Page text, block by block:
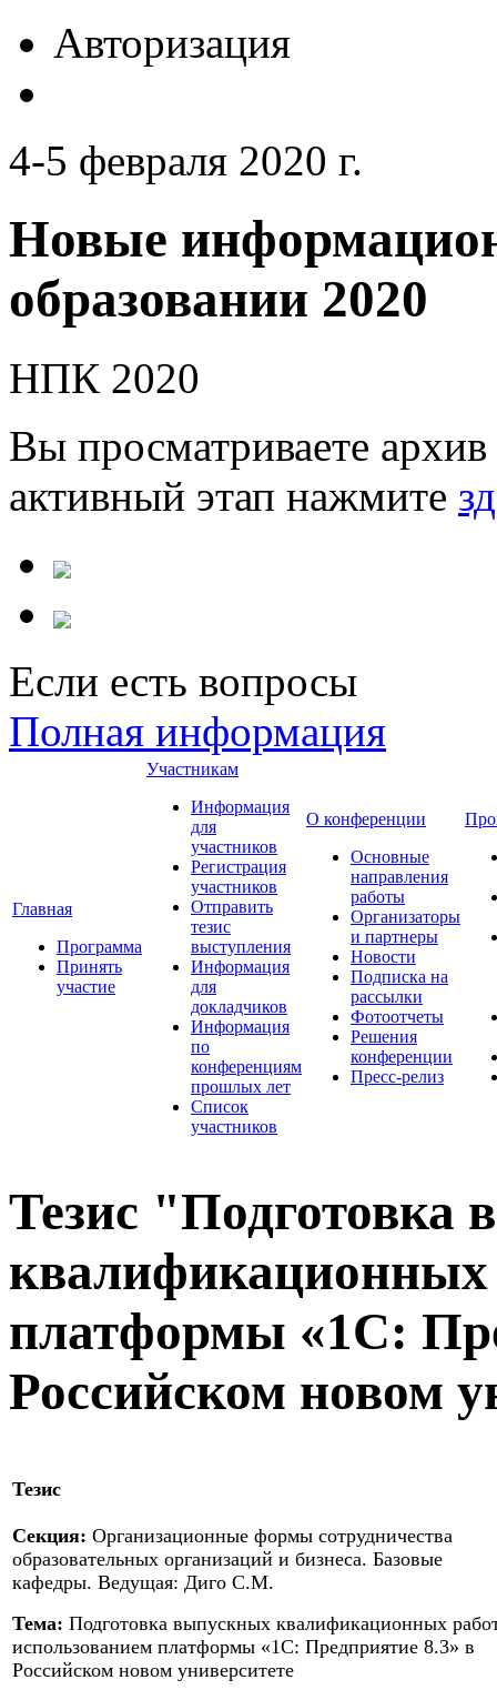
Авторизация
4-5 февраля 2020 г.
Новые
образовании 2020
НПК 2020
Вы просматриваете
активный этап нажмите
Если есть вопросы
Полная информация
Главная
Программа
Принять
участие
Участникам
Информация
для
участников
Регистрация
участников
Отправить
тезис
выступления
Информация
для
докладчиков
Информация
по
конференциям
прошлых лет
Список
участников
О конференции
Основные
направления
работы
Организаторы
и партнеры
Новости
Подписка на
рассылки
Фотоотчеты
Решения
конференции
Пресс-релиз
Тезис "Подготовка
квалификационных
платформы «1С:
Российском новом
Тезис
Секция: Организационные формы сотрудничества
образовательных организаций и бизнеса. Базовые
кафедры. Ведущая: Диго С.М.
Тема: Подготовка выпускных квалификационных
использованием платформы «1С: Предприятие 8.3» в
Российском новом университете